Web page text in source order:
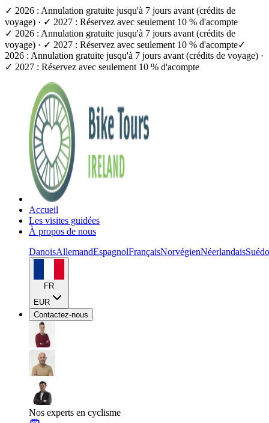
✓ 2026 : Annulation gratuite jusqu'à 7 jours avant (crédits de
voyage) · ✓ 2027 : Réservez avec seulement 10 % d'acompte
✓ 2026 : Annulation gratuite jusqu'à 7 jours avant (crédits de
voyage) · ✓ 2027 : Réservez avec seulement 10 % d'acompte✓
2026 : Annulation gratuite jusqu'à 7 jours avant (crédits de voyage) ·
✓ 2027 : Réservez avec seulement 10 % d'acompte
Accueil
Les visites guidées
À propos de nous
DanoisAllemandEspagnolFrançaisNorvégienNéerlandais
FR
EUR
Contactez-nous
Nos experts en cyclisme